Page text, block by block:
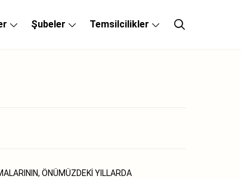
Şubeler Temsilcilikler
ÖNÜMÜZDEKİ YILLARDA